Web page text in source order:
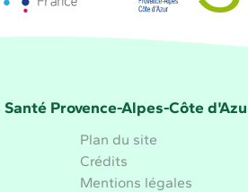
d'Azur
Provence-Alpes-Côte
Plan du site
Crédits
Mentions légales